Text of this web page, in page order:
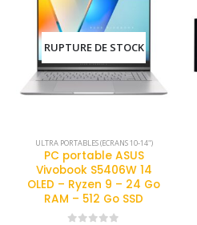
RUPTURE DE STOCK
ULTRA PORTABLES (ECRANS 10-14")
PC portable ASUS
Vivobook S5406W 14
OLED – Ryzen 9 – 24 Go
RAM – 512 Go SSD